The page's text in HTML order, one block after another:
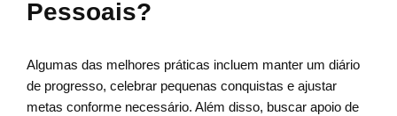
Pessoais?
Algumas das melhores práticas incluem manter um diário
de progresso, celebrar pequenas conquistas e ajustar
metas conforme necessário. Além disso, buscar apoio de